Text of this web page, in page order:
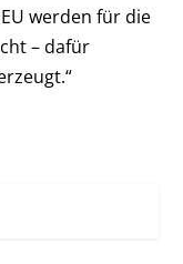
werden für die
– dafür